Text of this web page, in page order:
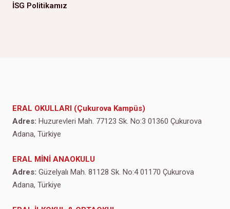
İSG Politikamız
ERAL OKULLARI (Çukurova Kampüs)
Adres: Huzurevleri Mah. 77123 Sk. No:3 01360 Çukurova
Adana, Türkiye
ERAL MİNİ ANAOKULU
Adres: Güzelyalı Mah. 81128 Sk. No:4 01170 Çukurova
Adana, Türkiye